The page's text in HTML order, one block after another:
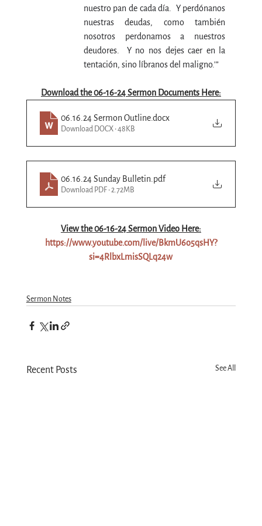
nuestro pan de cada día.  Y perdónanos
nuestras deudas, como también
nosotros perdonamos a nuestros
deudores.  Y no nos dejes caer en la
tentación, sino líbranos del maligno.’”
Download the 06-16-24 Sermon Documents Here:
06.16.24 Sermon Outline.docx
Download DOCX • 48KB
06.16.24 Sunday Bulletin .pdf
Download PDF • 2.72MB
View the 06-16-24 Sermon Video Here:
https://www.youtube.com/live/BkmU6o5qsHY?
si=4RlbxLmisSQLq24w
Sermon Notes
Recent Posts See All